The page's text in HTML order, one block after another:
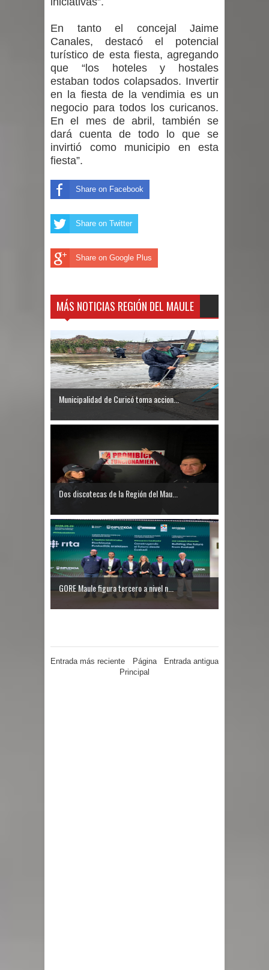
En tanto el concejal Jaime
Canales, destacó el potencial
turístico de esta fiesta, agregando
que “los hoteles y hostales
estaban todos colapsados. Invertir
en la fiesta de la vendimia es un
negocio para todos los curicanos.
En el mes de abril, también se
dará cuenta de todo lo que se
invirtió como municipio en esta
fiesta”.
Share on Facebook
Share on Twitter
Share on Google Plus
MÁS NOTICIAS REGIÓN DEL MAULE
Municipalidad de Curicó toma accion...
Dos discotecas de la Región del Mau...
GORE Maule figura tercero a nivel n...
Entrada más reciente Entrada antigua
Página
Principal